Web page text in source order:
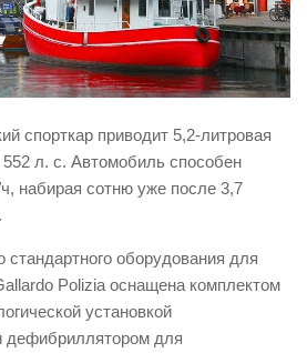
спорткар приводит 5,2-литровая
л. с. Автомобиль способен
набирая сотню уже после 3,7
оборудования для
Polizia оснащена комплектом
установкой
дефибриллятором для